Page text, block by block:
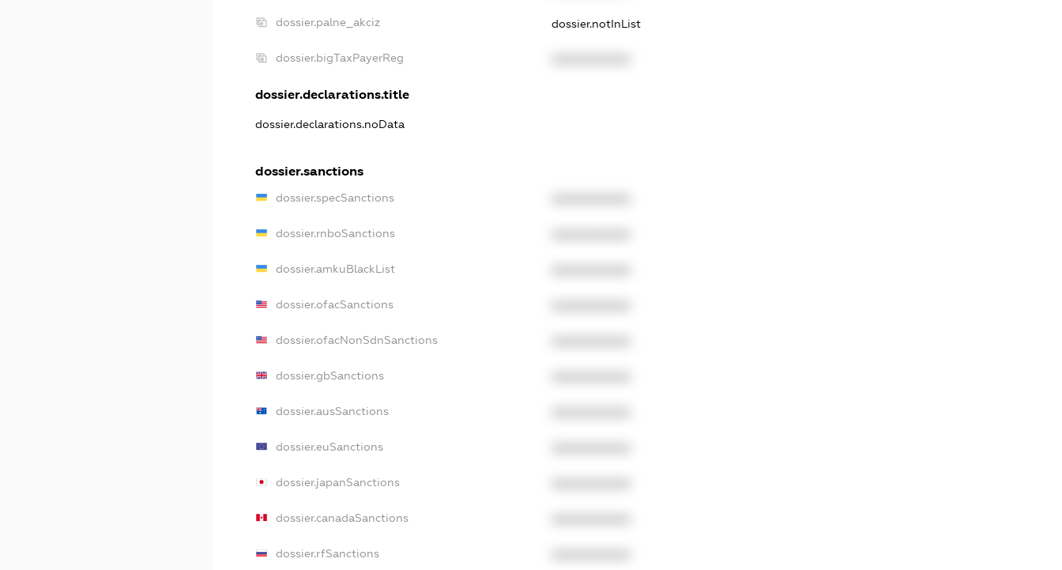
dossier.palne_akciz dossier.notInList
dossier.bigTaxPayerReg
dossier.declarations.title
dossier.declarations.noData
dossier.sanctions
dossier.specSanctions
dossier.rnboSanctions
dossier.amkuBlackList
dossier.ofacSanctions
dossier.ofacNonSdnSanctions
dossier.gbSanctions
dossier.ausSanctions
dossier.euSanctions
dossier.japanSanctions
dossier.canadaSanctions
dossier.rfSanctions